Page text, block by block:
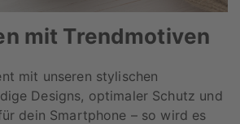
mit Trendmotiven
mit unseren stylischen
Designs, optimaler Schutz und
dein Smartphone – so wird es